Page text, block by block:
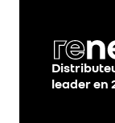
leader en